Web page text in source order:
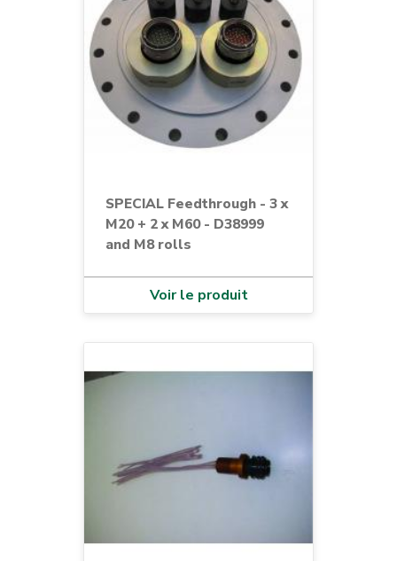
SPECIAL Feedthrough - 3 x
M20 + 2 x M60 - D38999
and M8 rolls
Voir le produit